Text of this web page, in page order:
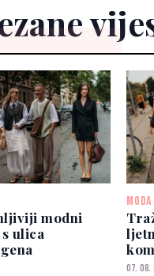
modni
ulica
MODA
07. 08.